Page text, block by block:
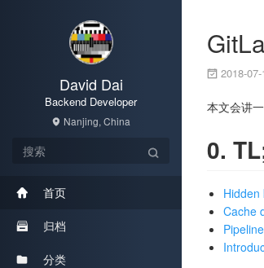
David Dai
Backend Developer
Nanjing, China
首页
归档
分类
2018-
本文会讲
0.
Hidden
Cache